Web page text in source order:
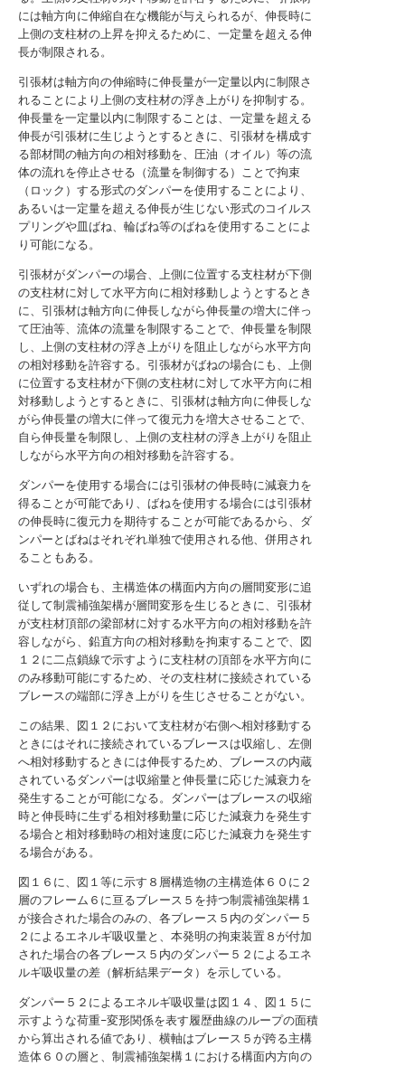
には軸方向に伸縮自在な機能が与えられるが、伸長時に
上側の支柱材の上昇を抑えるために、一定量を超える伸
長が制限される。
引張材は軸方向の伸縮時に伸長量が一定量以内に制限さ
れることにより上側の支柱材の浮き上がりを抑制する。
伸長量を一定量以内に制限することは、一定量を超える
伸長が引張材に生じようとするときに、引張材を構成す
る部材間の軸方向の相対移動を、圧油（オイル）等の流
体の流れを停止させる（流量を制御する）ことで拘束
（ロック）する形式のダンパーを使用することにより、
あるいは一定量を超える伸長が生じない形式のコイルス
プリングや皿ばね、輪ばね等のばねを使用することによ
り可能になる。
引張材がダンパーの場合、上側に位置する支柱材が下側
の支柱材に対して水平方向に相対移動しようとするとき
に、引張材は軸方向に伸長しながら伸長量の増大に伴っ
て圧油等、流体の流量を制限することで、伸長量を制限
し、上側の支柱材の浮き上がりを阻止しながら水平方向
の相対移動を許容する。引張材がばねの場合にも、上側
に位置する支柱材が下側の支柱材に対して水平方向に相
対移動しようとするときに、引張材は軸方向に伸長しな
がら伸長量の増大に伴って復元力を増大させることで、
自ら伸長量を制限し、上側の支柱材の浮き上がりを阻止
しながら水平方向の相対移動を許容する。
ダンパーを使用する場合には引張材の伸長時に減衰力を
得ることが可能であり、ばねを使用する場合には引張材
の伸長時に復元力を期待することが可能であるから、ダ
ンパーとばねはそれぞれ単独で使用される他、併用され
ることもある。
いずれの場合も、主構造体の構面内方向の層間変形に追
従して制震補強架構が層間変形を生じるときに、引張材
が支柱材頂部の梁部材に対する水平方向の相対移動を許
容しながら、鉛直方向の相対移動を拘束することで、図
１２に二点鎖線で示すように支柱材の頂部を水平方向に
のみ移動可能にするため、その支柱材に接続されている
ブレースの端部に浮き上がりを生じさせることがない。
この結果、図１２において支柱材が右側へ相対移動する
ときにはそれに接続されているブレースは収縮し、左側
へ相対移動するときには伸長するため、ブレースの内蔵
されているダンパーは収縮量と伸長量に応じた減衰力を
発生することが可能になる。ダンパーはブレースの収縮
時と伸長時に生ずる相対移動量に応じた減衰力を発生す
る場合と相対移動時の相対速度に応じた減衰力を発生す
る場合がある。
図１６に、図１等に示す８層構造物の主構造体６０に２
層のフレーム６に亘るブレース５を持つ制震補強架構１
が接合された場合のみの、各ブレース５内のダンパー５
２によるエネルギ吸収量と、本発明の拘束装置８が付加
された場合の各ブレース５内のダンパー５２によるエネ
ルギ吸収量の差（解析結果データ）を示している。
ダンパー５２によるエネルギ吸収量は図１４、図１５に
示すような荷重−変形関係を表す履歴曲線のループの面積
から算出される値であり、横軸はブレース５が跨る主構
造体６０の層と、制震補強架構１における構面内方向の